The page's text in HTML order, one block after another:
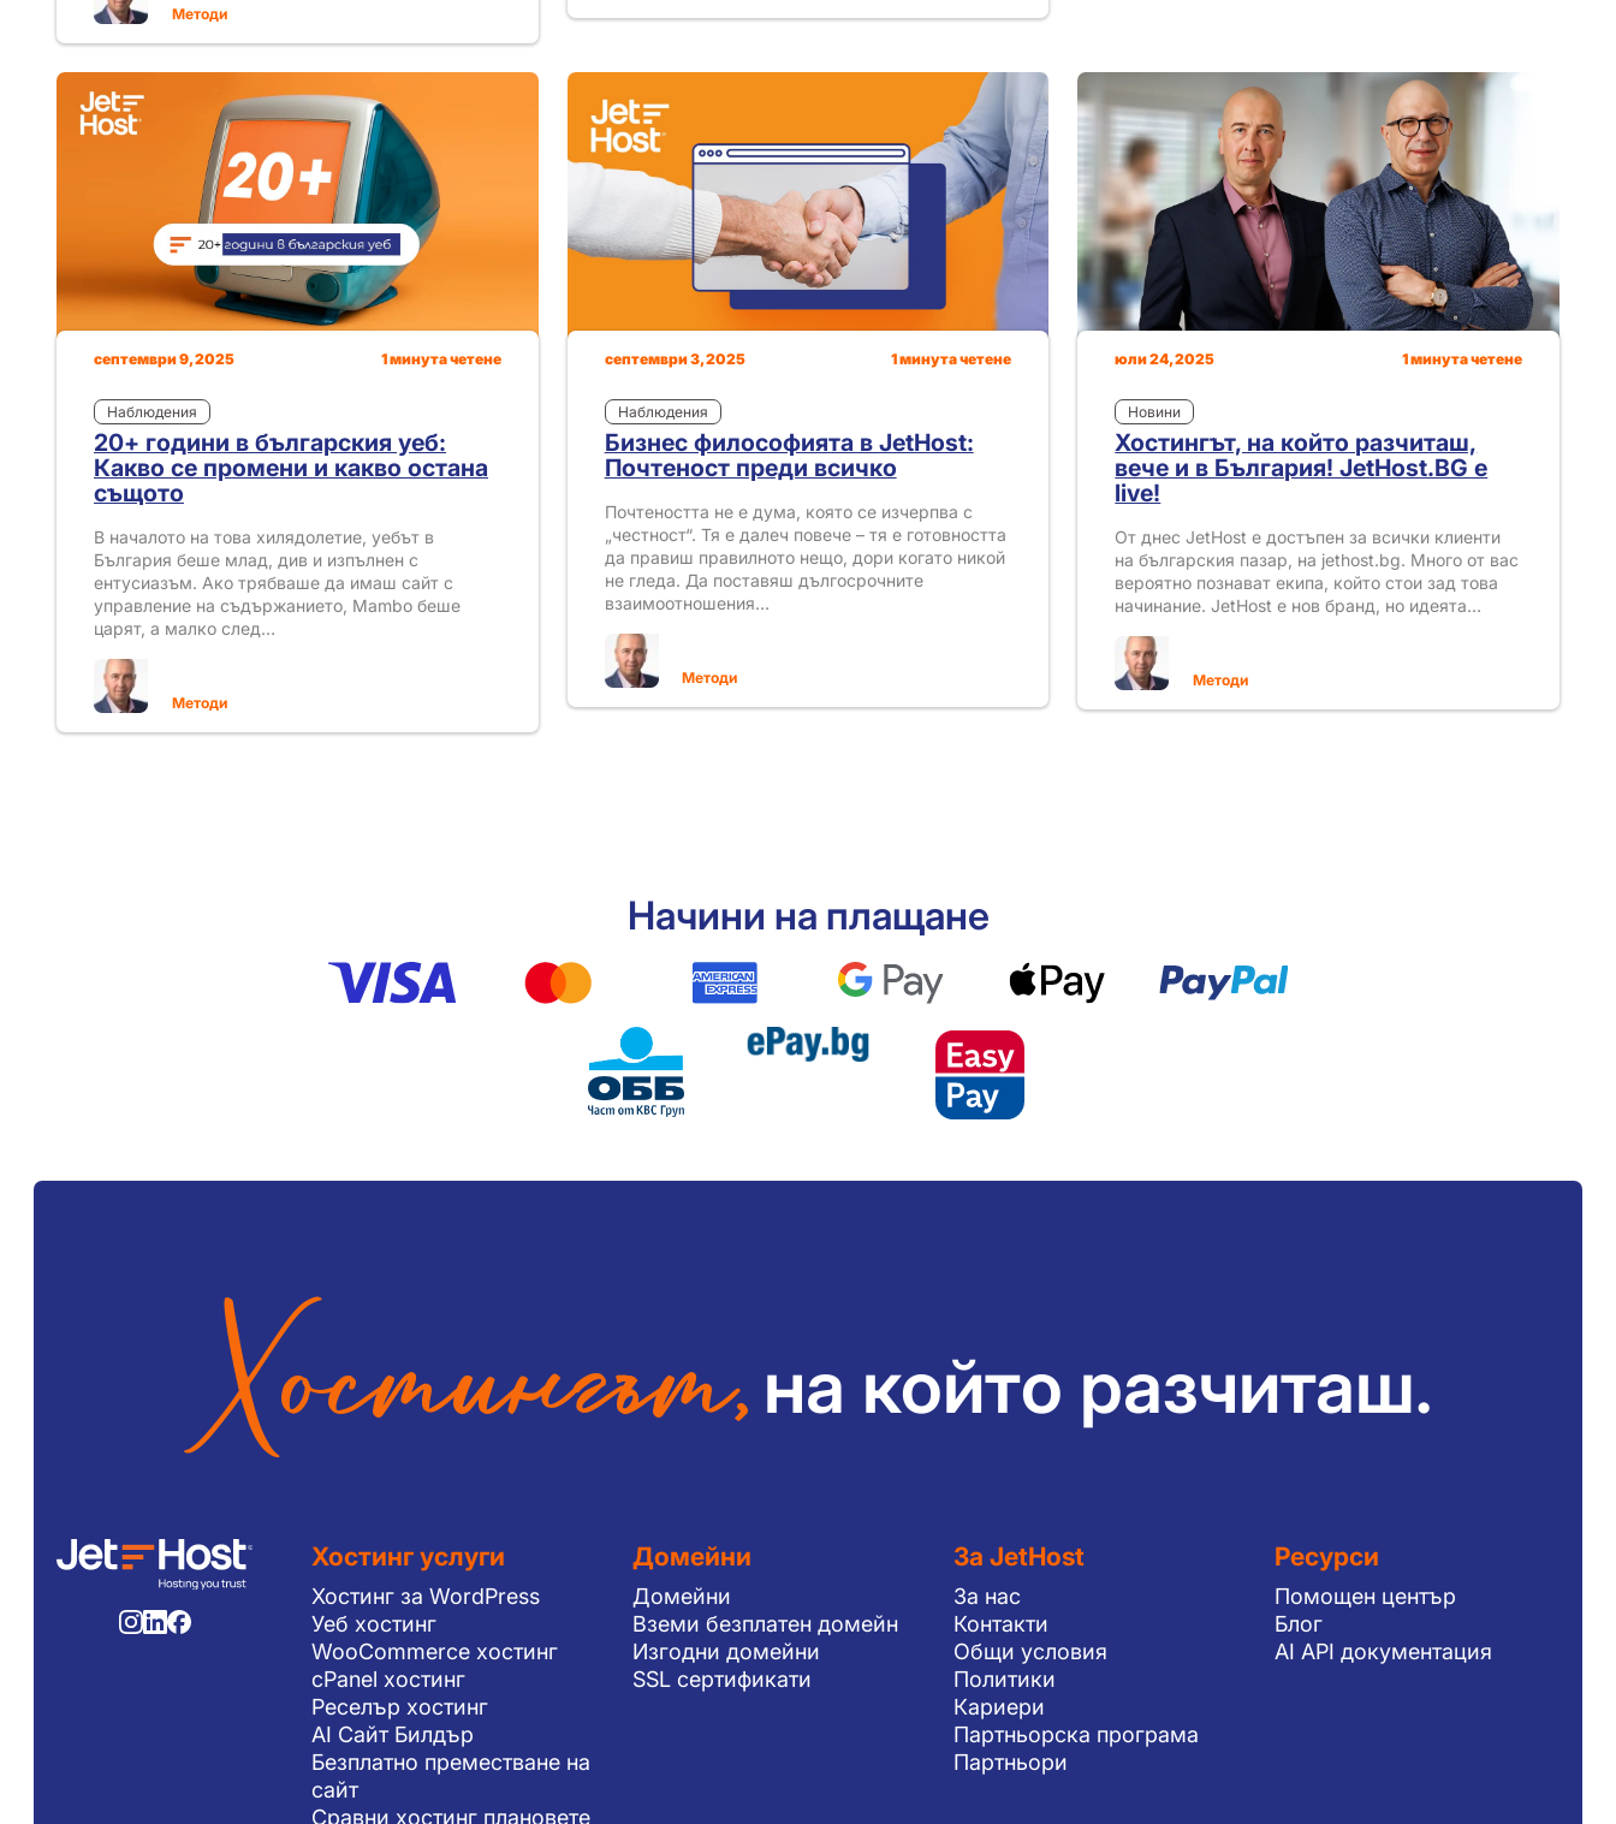
Методи
септември 9, 2025 1 минута четене
Наблюдения
20+ години в българския уеб:
Какво се промени и какво остана
същото
В началото на това хилядолетие, уебът в
България беше млад, див и изпълнен с
ентусиазъм. Ако трябваше да имаш сайт с
управление на съдържанието, Mambo беше
царят, а малко след…
Методи
септември 3, 2025 1 минута четене
Наблюдения
Бизнес философията в JetHost:
Почтеност преди всичко
Почтеността не е дума, която се изчерпва с
„честност“. Тя е далеч повече – тя е готовността
да правиш правилното нещо, дори когато никой
не гледа. Да поставяш дългосрочните
взаимоотношения…
Методи
юли 24, 2025 1 минута четене
Новини
Хостингът, на който разчиташ,
вече и в България! JetHost.BG e
live!
От днес JetHost е достъпен за всички клиенти
на българския пазар, на jethost.bg. Много от вас
вероятно познават екипа, който стои зад това
начинание. JetHost е нов бранд, но идеята…
Методи
Начини на плащане
Хостингът, на който разчиташ.
Хостинг услуги
Хостинг за WordPress
Уеб хостинг
WooCommerce хостинг
cPanel хостинг
Реселър хостинг
AI Сайт Билдър
Безплатно преместване на
сайт
Сравни хостинг плановете
Домейни
Домейни
Вземи безплатен домейн
Изгодни домейни
SSL сертификати
За JetHost
За нас
Контакти
Общи условия
Политики
Кариери
Партньорска програма
Партньори
Ресурси
Помощен център
Блог
AI API документация